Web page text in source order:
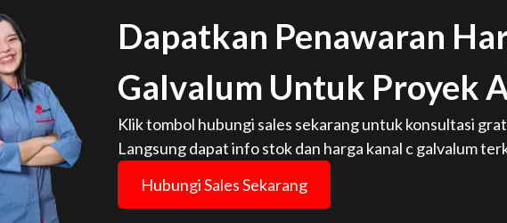
Dapatkan Penawaran
Galvalum Untuk Proyek
Klik tombol hubungi sales sekarang untuk konsultasi
Langsung dapat info stok dan harga kanal c galvalum
Hubungi Sales Sekarang